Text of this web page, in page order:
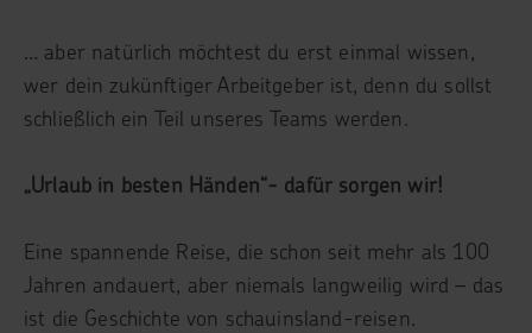
… aber natürlich möchtest du erst einmal wissen,
wer dein zukünftiger Arbeitgeber ist, denn du sollst
schließlich ein Teil unseres Teams werden.
„Urlaub in besten Händen“- dafür sorgen wir!
Eine spannende Reise, die schon seit mehr als 100
Jahren andauert, aber niemals langweilig wird – das
ist die Geschichte von schauinsland-reisen.